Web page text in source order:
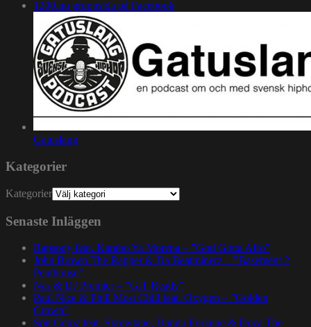
1200.nu gruppsida på Facebook
Gatuslang
Kategorier
Kategorier
Senaste Inläggen
Rapsody feat. Karabo Ya Morena – ”God Gotta Afro”
John Brown The Rapper & Da Beatminerz – ”Basement 2
Penthouse”
Nas & DJ Premier – ”GiT Ready”
Paul Nice & Phill Most Chill feat. Oxygen – ”Golden
Crown”
Spit Gemz feat. Skrewtape, Dango Forlaine & Doza The